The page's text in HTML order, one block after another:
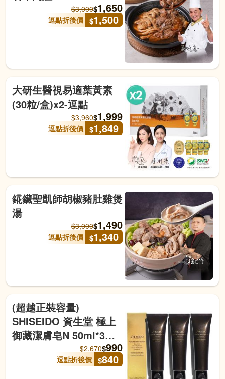
$3,000$1,650
逗點折後價 $1,500
大研生醫視易適葉黃素
(30粒/盒)x2-逗點
$3,960$1,999
逗點折後價 $1,849
錵鑶聖凱師胡椒豬肚雞煲
湯
$3,000$1,490
逗點折後價 $1,340
(超越正裝容量)
SHISEIDO 資生堂 極上
御藏潔膚皂N 50ml*3入
組-航空版-逗點$2,670$990
逗點折後價 $840